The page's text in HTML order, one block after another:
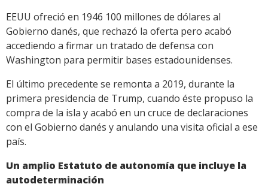
EEUU ofreció en 1946 100 millones de dólares al
Gobierno danés, que rechazó la oferta pero acabó
accediendo a firmar un tratado de defensa con
Washington para permitir bases estadounidenses.
El último precedente se remonta a 2019, durante la
primera presidencia de Trump, cuando éste propuso la
compra de la isla y acabó en un cruce de declaraciones
con el Gobierno danés y anulando una visita oficial a ese
país.
Un amplio Estatuto de autonomía que incluye la
autodeterminación